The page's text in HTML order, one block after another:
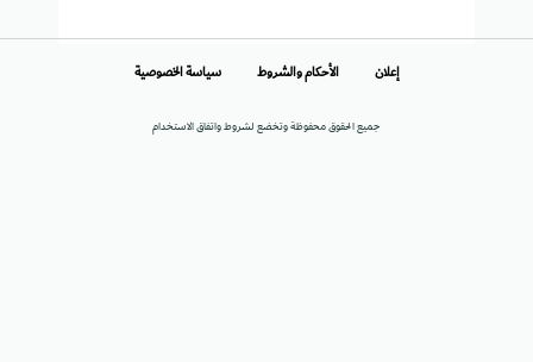
جميع الحقوق محفوظة وتخضع لشروط واتفاق الاستخدام
إعلان الأحكام والشروط سياسة الخصوصية